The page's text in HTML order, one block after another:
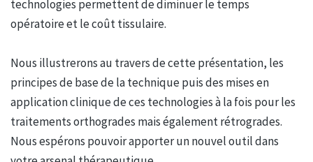
technologies permettent de diminuer le temps
opératoire et le coût tissulaire.
Nous illustrerons au travers de cette présentation, les
principes de base de la technique puis des mises en
application clinique de ces technologies à la fois pour les
traitements orthogrades mais également rétrogrades.
Nous espérons pouvoir apporter un nouvel outil dans